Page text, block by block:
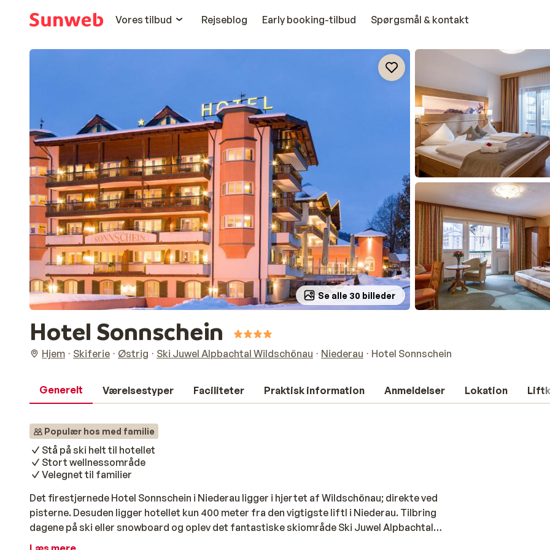
Vores tilbud
Rejseblog Early booking-tilbud Spørgsmål & kontakt
Se alle 30 billeder
Hotel Sonnschein
Hjem Skiferie Østrig Ski Juwel Alpbachtal Wildschönau Niederau Hotel Sonnschein
Generelt Værelsestyper Faciliteter Praktisk information Anmeldelser Lokation
Populær hos med familie
Stå på ski helt til hotellet
Stort wellnessområde
Velegnet til familier
Det firestjernede Hotel Sonnschein i Niederau ligger i hjertet af Wildschönau; direkte ved
pisterne. Desuden ligger hotellet kun 400 meter fra den vigtigste liftl i Niederau. Tilbring
dagene på ski eller snowboard og oplev det fantastiske skiområde Ski Juwel Alpbachtal
Wildschönau. Efter en dag i den friske luft venter en lækker fire-retters middag på dig. Før eller